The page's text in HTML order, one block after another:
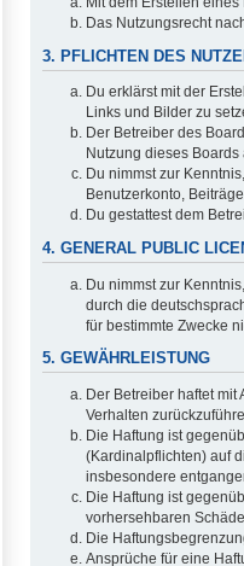
Das Nutzungsrecht
3. PFLICHTEN DES
Du erklärst mit der
Links und Bilder zu
Der Betreiber des
Nutzung dieses
Du nimmst zur
Benutzerkonto,
Du gestattest dem
4. GENERAL PUBLIC
Du nimmst zur
durch die
für bestimmte Zwecke
5. GEWÄHRLEISTUNG
Der Betreiber haftet
Verhalten
Die Haftung ist
(Kardinalpflichten) auf
insbesondere
Die Haftung ist
vorhersehbaren
Die
Ansprüche für eine